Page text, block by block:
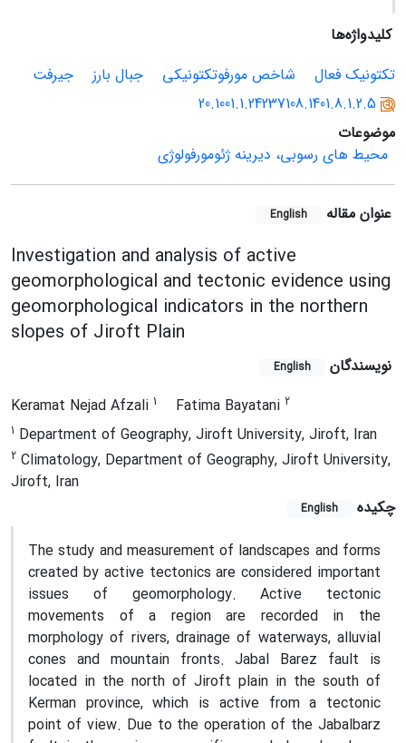
کلیدواژه‌ها
تکتونیک فعال
شاخص مورفوتکتونیکی جبال بارز
جیرفت
20.1001.1.24237108.1401.8.1.2.5
موضوعات
محیط های رسوبی، دیرینه ژئومورفولوژی
عنوان مقاله English
Investigation and analysis of active
geomorphological and tectonic evidence using
geomorphological indicators in the northern
slopes of Jiroft Plain
نویسندگان English
Keramat Nejad Afzali 1 Fatima Bayatani 2
1 Department of Geography, Jiroft University, Jiroft, Iran
2 Climatology, Department of Geography, Jiroft University,
Jiroft, Iran
چکیده
English
The study and measurement of landscapes and forms
created by active tectonics are considered important
issues of geomorphology. Active tectonic
movements of a region are recorded in the
morphology of rivers, drainage of waterways, alluvial
cones and mountain fronts. Jabal Barez fault is
located in the north of Jiroft plain in the south of
Kerman province, which is active from a tectonic
point of view. Due to the operation of the Jabalbarz